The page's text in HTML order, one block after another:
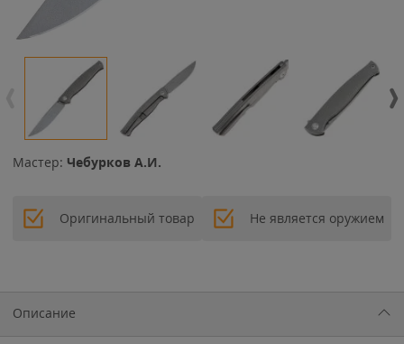
Мастер: Чебурков А.И.
Оригинальный товар Не является оружием
Описание